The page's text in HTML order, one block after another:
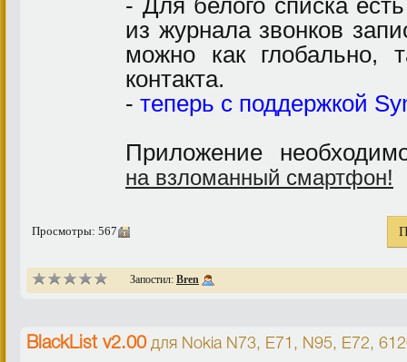
- Для белого списка
из журнала звонков
можно как глобально,
контакта.
- теперь с поддержкой
Приложение
на взломанный смартфон!
Просмотры: 567
Запостил: Bren
BlackList v2.00для Nokia N73, E71, N95, E72,